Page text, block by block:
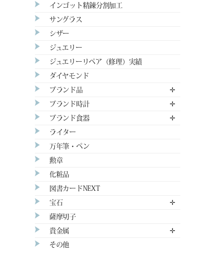
インゴット精錬分割加工
サングラス
シザー
ジュエリー
ジュエリーリペア（修理）実績
ダイヤモンド
ブランド品 ✛
ブランド時計 ✛
ブランド食器 ✛
ライター
万年筆・ペン
勲章
化粧品
図書カードNEXT
宝石 ✛
薩摩切子
貴金属 ✛
その他